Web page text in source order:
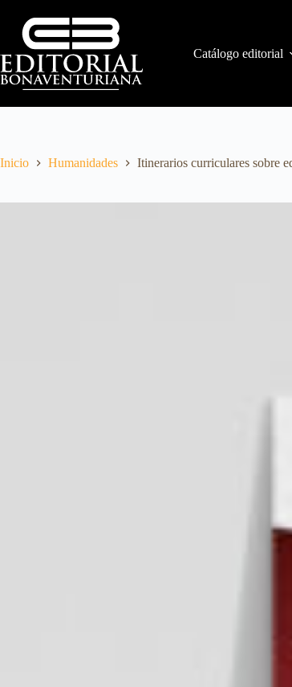
Catálogo editorial
Inicio Humanidades Itinerarios curriculares sobre